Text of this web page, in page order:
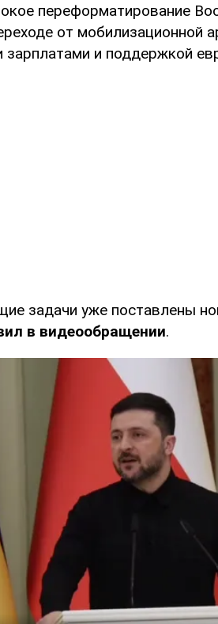
переформатирование
от мобилизационной
зарплатами и поддержкой
задачи уже поставлены
в видеообращении.